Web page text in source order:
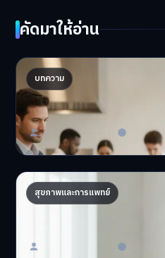
คัดมาให้อ่าน
บทความ
โปรตีนจิ้งหรีด: อนาคตธุร
โลก?
โปรตีนจิ้งหรีด: ก้าวสำ…
Master Bussiness 23 มิถุน
สุขภาพและการแพทย์
ถอดรหัส DNA จัดโภชนา
สุขภาพ 2026
23 มิถุ